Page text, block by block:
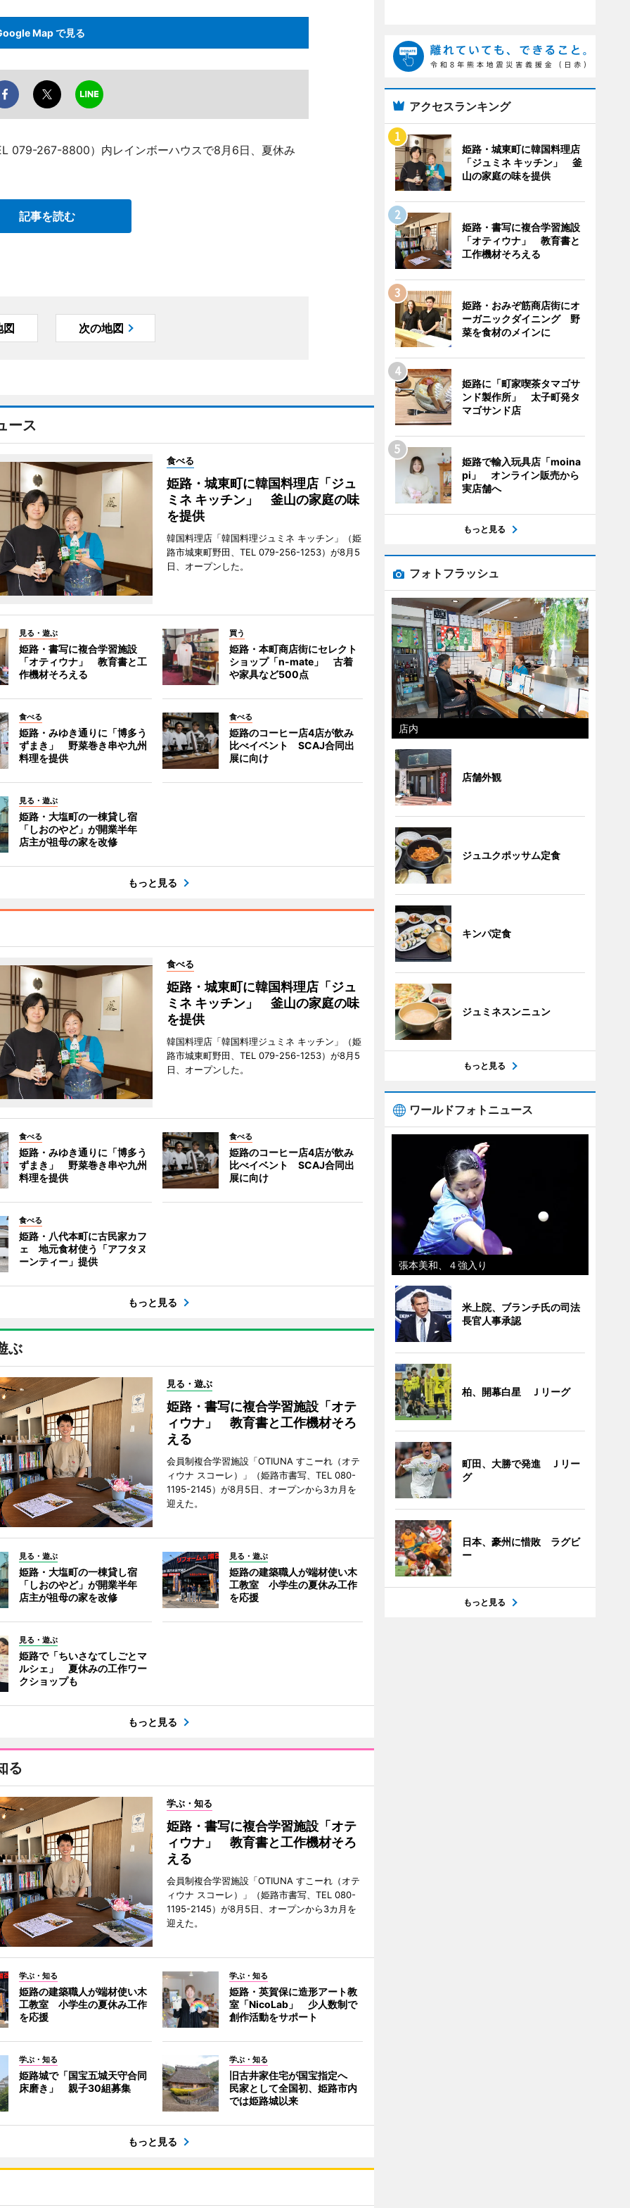
Map で見る
079-267-8800）内レインボーハウスで8月6日、夏休み
記事を読む
図 次の地図
ース
食べる
姫路・城東町に韓国料理店「ジュ
ミネ キッチン」 釜山の家庭の味
を提供
韓国料理店「韓国料理ジュミネ キッチン」（姫
路市城東町野田、TEL 079-256-1253）が8月5
日、オープンした。
見る・遊ぶ
姫路・書写に複合学習施設
「オティウナ」 教育書と工
作機材そろえる
買う
姫路・本町商店街にセレクト
ショップ「n-mate」 古着
や家具など500点
食べる
姫路・みゆき通りに「博多う
ずまき」 野菜巻き串や九州
料理を提供
食べる
姫路のコーヒー店4店が飲み
比べイベント SCAJ合同出
展に向け
見る・遊ぶ
姫路・大塩町の一棟貸し宿
「しおのやど」が開業半年
店主が祖母の家を改修
もっと見る
食べる
姫路・城東町に韓国料理店「ジュ
ミネ キッチン」 釜山の家庭の味
を提供
韓国料理店「韓国料理ジュミネ キッチン」（姫
路市城東町野田、TEL 079-256-1253）が8月5
日、オープンした。
食べる
姫路・みゆき通りに「博多う
ずまき」 野菜巻き串や九州
料理を提供
食べる
姫路のコーヒー店4店が飲み
比べイベント SCAJ合同出
展に向け
食べる
姫路・八代本町に古民家カフ
ェ 地元食材使う「アフタヌ
ーンティー」提供
もっと見る
ぶ
見る・遊ぶ
姫路・書写に複合学習施設「オテ
ィウナ」 教育書と工作機材そろ
える
会員制複合学習施設「OTIUNA すこーれ（オテ
ィウナ スコーレ）」（姫路市書写、TEL 080-
1195-2145）が8月5日、オープンから3カ月を
迎えた。
見る・遊ぶ
姫路・大塩町の一棟貸し宿
「しおのやど」が開業半年
店主が祖母の家を改修
見る・遊ぶ
姫路の建築職人が端材使い木
工教室 小学生の夏休み工作
を応援
見る・遊ぶ
姫路で「ちいさなてしごとマ
ルシェ」 夏休みの工作ワー
クショップも
もっと見る
る
学ぶ・知る
姫路・書写に複合学習施設「オテ
ィウナ」 教育書と工作機材そろ
える
会員制複合学習施設「OTIUNA すこーれ（オテ
ィウナ スコーレ）」（姫路市書写、TEL 080-
1195-2145）が8月5日、オープンから3カ月を
迎えた。
学ぶ・知る
姫路の建築職人が端材使い木
工教室 小学生の夏休み工作
を応援
学ぶ・知る
姫路・英賀保に造形アート教
室「NicoLab」 少人数制で
創作活動をサポート
学ぶ・知る
姫路城で「国宝五城天守合同
床磨き」 親子30組募集
学ぶ・知る
旧古井家住宅が国宝指定へ
民家として全国初、姫路市内
では姫路城以来
もっと見る
アクセスランキング
姫路・城東町に韓国料理店
「ジュミネ キッチン」 釜
山の家庭の味を提供
姫路・書写に複合学習施設
「オティウナ」 教育書と
工作機材そろえる
姫路・おみぞ筋商店街にオ
ーガニックダイニング 野
菜を食材のメインに
姫路に「町家喫茶タマゴサ
ンド製作所」 太子町発タ
マゴサンド店
姫路で輸入玩具店「moina
pi」 オンライン販売から
実店舗へ
もっと見る
フォトフラッシュ
店内
店舗外観
ジュユクポッサム定食
キンパ定食
ジュミネスンニュン
もっと見る
ワールドフォトニュース
張本美和、４強入り
米上院、ブランチ氏の司法
長官人事承認
柏、開幕白星 Ｊリーグ
町田、大勝で発進 Ｊリー
グ
日本、豪州に惜敗 ラグビ
ー
もっと見る